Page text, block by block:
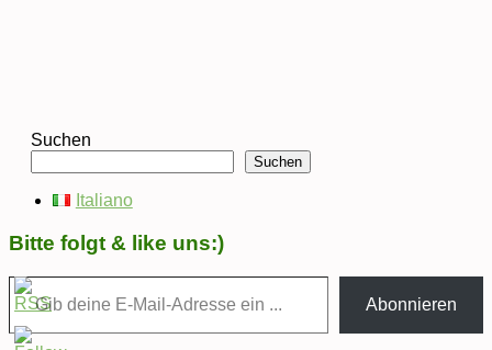
Suchen
Suchen
Italiano
Bitte folgt & like uns:)
Gib deine E-Mail-Adresse ein ...
Abonnieren